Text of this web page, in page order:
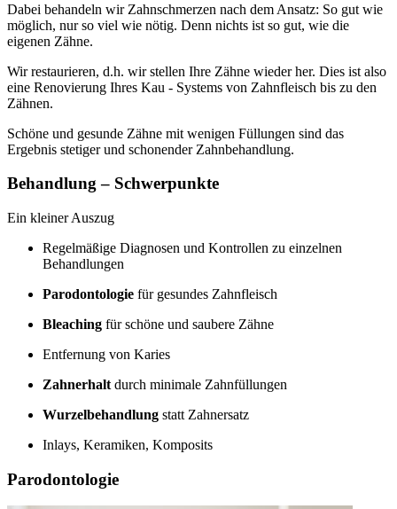
Dabei behandeln wir Zahnschmerzen nach dem Ansatz: So gut wie
möglich, nur so viel wie nötig. Denn nichts ist so gut, wie die
eigenen Zähne.
Wir restaurieren, d.h. wir stellen Ihre Zähne wieder her. Dies ist also
eine Renovierung Ihres Kau - Systems von Zahnfleisch bis zu den
Zähnen.
Schöne und gesunde Zähne mit wenigen Füllungen sind das
Ergebnis stetiger und schonender Zahnbehandlung.
Behandlung – Schwerpunkte
Ein kleiner Auszug
Regelmäßige Diagnosen und Kontrollen zu einzelnen
Behandlungen
Parodontologie für gesundes Zahnfleisch
Bleaching für schöne und saubere Zähne
Entfernung von Karies
Zahnerhalt durch minimale Zahnfüllungen
Wurzelbehandlung statt Zahnersatz
Inlays, Keramiken, Komposits
Parodontologie